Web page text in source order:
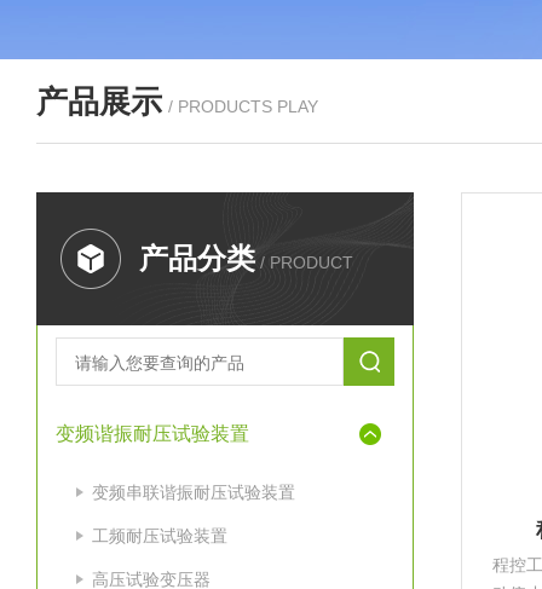
产品展示 / PRODUCTS PLAY
产品分类 / PRODUCT
变频谐振耐压试验装置
变频串联谐振耐压试验装置
工频耐压试验装置
高压试验变压器
程控